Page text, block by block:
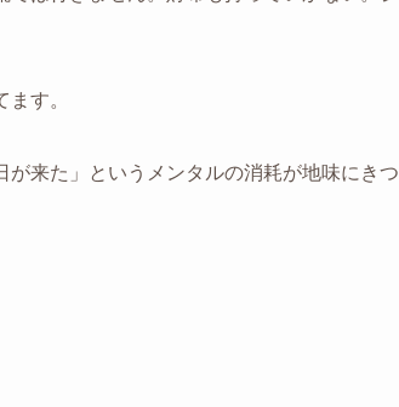
す。
来た」というメンタルの消耗が地味にきつ